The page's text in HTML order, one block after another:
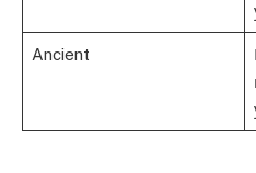
Ancient